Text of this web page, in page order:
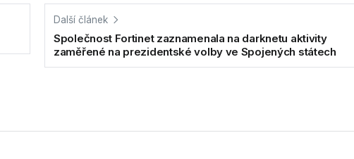
Další článek
Společnost Fortinet zaznamenala na darknetu aktivity
zaměřené na prezidentské volby ve Spojených státech